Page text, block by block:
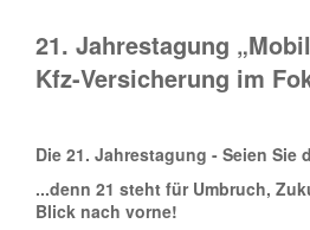
21. Jahrestagung
Kfz-Versicherung im
Die 21. Jahrestagung - Seien Sie
...denn 21 steht für Umbruch,
Blick nach vorne!